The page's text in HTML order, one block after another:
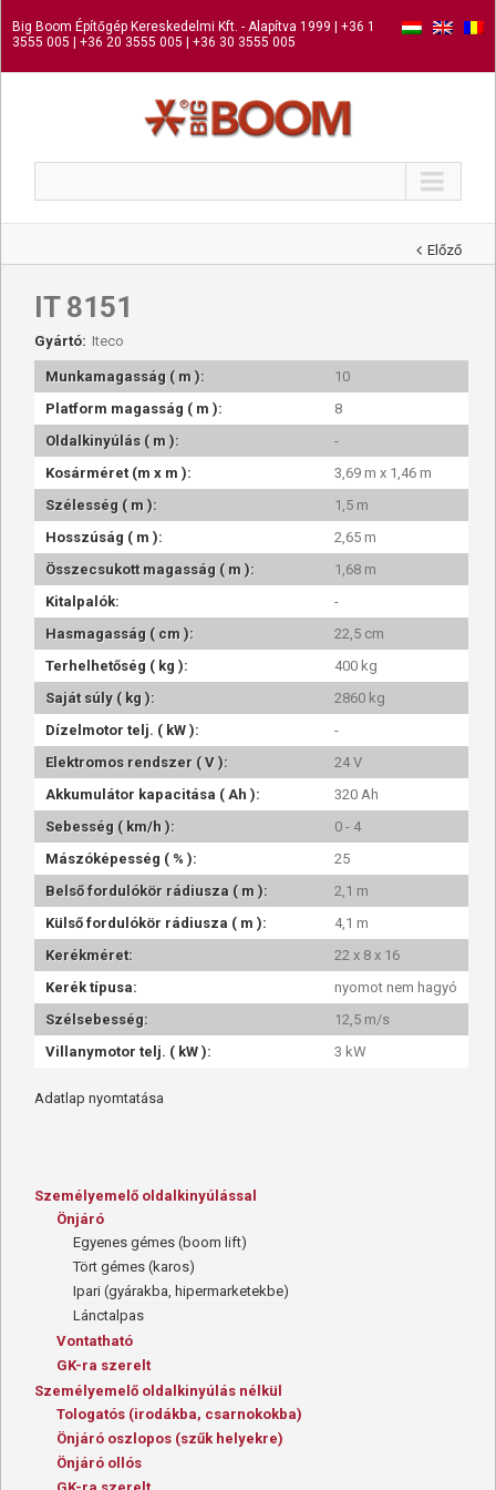
Big Boom Építőgép Kereskedelmi Kft. - Alapítva 1999 | +36 1
3555 005 | +36 20 3555 005 | +36 30 3555 005
Előző
IT 8151
Gyártó: Iteco
Munkamagasság ( m ):
10
Platform magasság ( m ):
8
Oldalkinyúlás ( m ):
-
Kosárméret (m x m ):
3,69 m x 1,46 m
Szélesség ( m ):
1,5 m
Hosszúság ( m ):
2,65 m
Összecsukott magasság ( m ):
1,68 m
Kitalpalók:
-
Hasmagasság ( cm ):
22,5 cm
Terhelhetőség ( kg ):
400 kg
Saját súly ( kg ):
2860 kg
Dízelmotor telj. ( kW ):
-
Elektromos rendszer ( V ):
24 V
Akkumulátor kapacitása ( Ah ):
320 Ah
Sebesség ( km/h ):
0 - 4
Mászóképesség ( % ):
25
Belső fordulókör rádiusza ( m ):
2,1 m
Külső fordulókör rádiusza ( m ):
4,1 m
Kerékméret:
22 x 8 x 16
Kerék típusa:
nyomot nem hagyó
Szélsebesség:
12,5 m/s
Villanymotor telj. ( kW ):
3 kW
Adatlap nyomtatása
Személyemelő oldalkinyúlással
Önjáró
Egyenes gémes (boom lift)
Tört gémes (karos)
Ipari (gyárakba, hipermarketekbe)
Lánctalpas
Vontatható
GK-ra szerelt
Személyemelő oldalkinyúlás nélkül
Tologatós (irodákba, csarnokokba)
Önjáró oszlopos (szűk helyekre)
Önjáró ollós